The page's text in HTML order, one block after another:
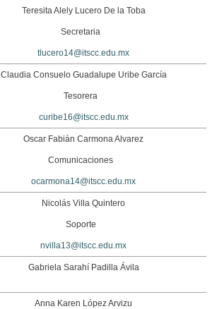
Teresita Alely Lucero De la Toba
Secretaria
tlucero14@itscc.edu.mx
Claudia Consuelo Guadalupe Uribe García
Tesorera
curibe16@itscc.edu.mx
Oscar Fabián Carmona Alvarez
Comunicaciones
ocarmona14@itscc.edu.mx
Nicolás Villa Quintero
Soporte
nvilla13@itscc.edu.mx
Gabriela Sarahí Padilla Ávila
Anna Karen López Arvizu